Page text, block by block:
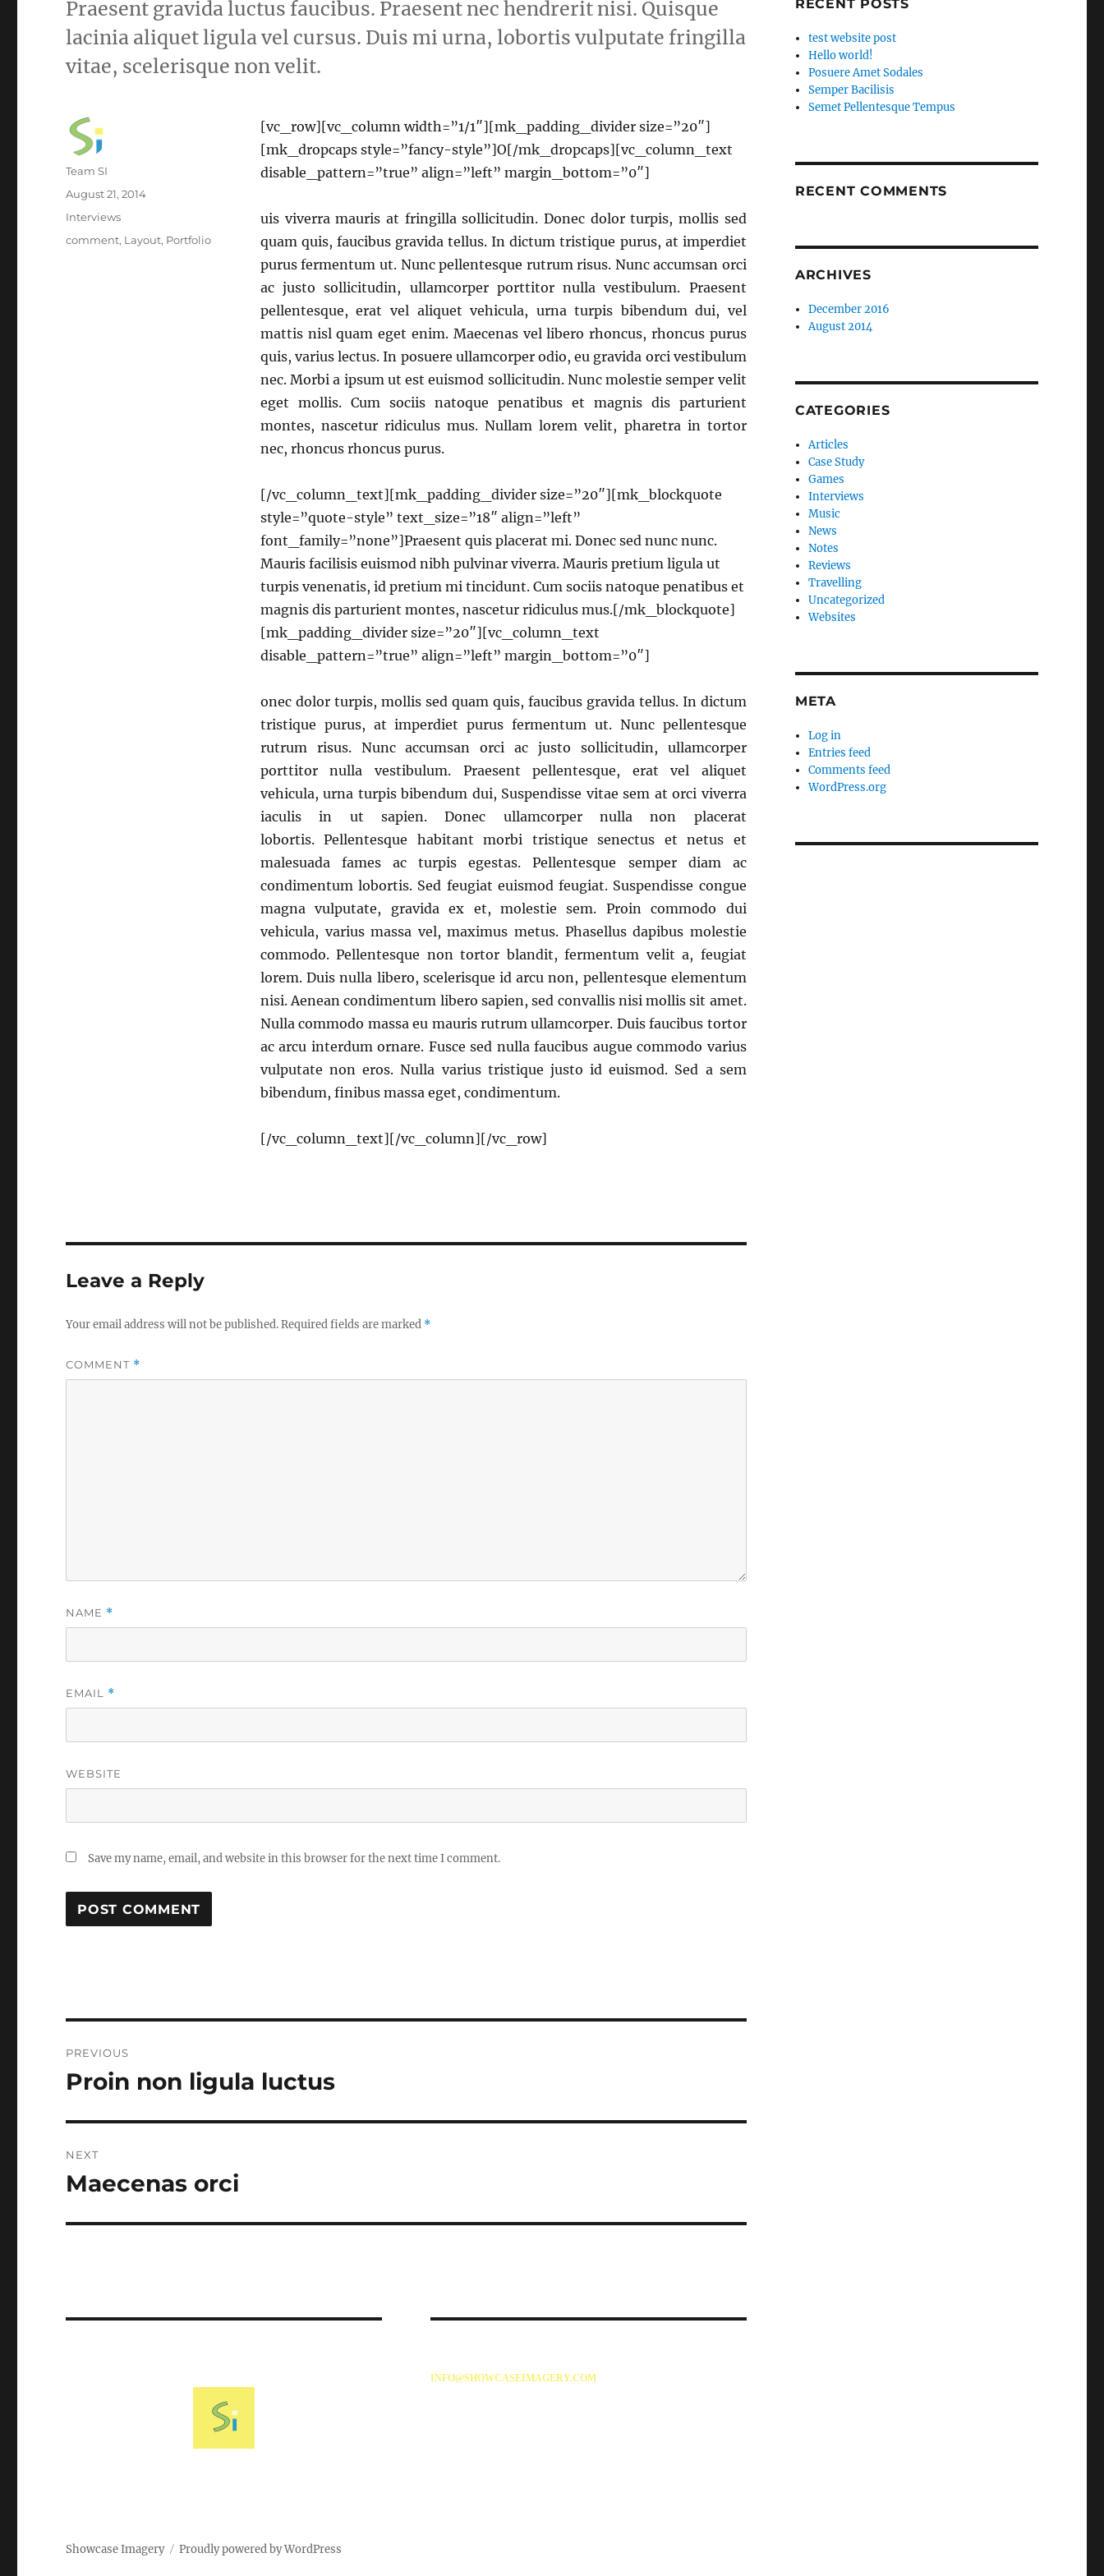
Praesent gravida luctus faucibus. Praesent nec hendrerit nisi. Quisque
lacinia aliquet ligula vel cursus. Duis mi urna, lobortis vulputate fringilla
vitae, scelerisque non velit.
[vc_row][vc_column width=”1/1″][mk_padding_divider size=”20″]
[mk_dropcaps style=”fancy-style”]O[/mk_dropcaps][vc_column_text
disable_pattern=”true” align=”left” margin_bottom=”0″]
uis viverra mauris at fringilla sollicitudin. Donec dolor turpis, mollis sed
quam quis, faucibus gravida tellus. In dictum tristique purus, at imperdiet
purus fermentum ut. Nunc pellentesque rutrum risus. Nunc accumsan orci
ac justo sollicitudin, ullamcorper porttitor nulla vestibulum. Praesent
pellentesque, erat vel aliquet vehicula, urna turpis bibendum dui, vel
mattis nisl quam eget enim. Maecenas vel libero rhoncus, rhoncus purus
quis, varius lectus. In posuere ullamcorper odio, eu gravida orci vestibulum
nec. Morbi a ipsum ut est euismod sollicitudin. Nunc molestie semper velit
eget mollis. Cum sociis natoque penatibus et magnis dis parturient
montes, nascetur ridiculus mus. Nullam lorem velit, pharetra in tortor
nec, rhoncus rhoncus purus.
[/vc_column_text][mk_padding_divider size=”20″][mk_blockquote
style=”quote-style” text_size=”18″ align=”left”
font_family=”none”]Praesent quis placerat mi. Donec sed nunc nunc.
Mauris facilisis euismod nibh pulvinar viverra. Mauris pretium ligula ut
turpis venenatis, id pretium mi tincidunt. Cum sociis natoque penatibus et
magnis dis parturient montes, nascetur ridiculus mus.[/mk_blockquote]
[mk_padding_divider size=”20″][vc_column_text
disable_pattern=”true” align=”left” margin_bottom=”0″]
onec dolor turpis, mollis sed quam quis, faucibus gravida tellus. In dictum
tristique purus, at imperdiet purus fermentum ut. Nunc pellentesque
rutrum risus. Nunc accumsan orci ac justo sollicitudin, ullamcorper
porttitor nulla vestibulum. Praesent pellentesque, erat vel aliquet
vehicula, urna turpis bibendum dui, Suspendisse vitae sem at orci viverra
iaculis in ut sapien. Donec ullamcorper nulla non placerat
lobortis. Pellentesque habitant morbi tristique senectus et netus et
malesuada fames ac turpis egestas. Pellentesque semper diam ac
condimentum lobortis. Sed feugiat euismod feugiat. Suspendisse congue
magna vulputate, gravida ex et, molestie sem. Proin commodo dui
vehicula, varius massa vel, maximus metus. Phasellus dapibus molestie
commodo. Pellentesque non tortor blandit, fermentum velit a, feugiat
lorem. Duis nulla libero, scelerisque id arcu non, pellentesque elementum
nisi. Aenean condimentum libero sapien, sed convallis nisi mollis sit amet.
Nulla commodo massa eu mauris rutrum ullamcorper. Duis faucibus tortor
ac arcu interdum ornare. Fusce sed nulla faucibus augue commodo varius
vulputate non eros. Nulla varius tristique justo id euismod. Sed a sem
bibendum, finibus massa eget, condimentum.
[/vc_column_text][/vc_column][/vc_row]
Author
Team SI
Posted
August 21, 2014
Categories
Interviews
Tags
comment, Layout, Portfolio
Leave a Reply
Your email address will not be published.Required fields are marked *
COMMENT *
NAME *
EMAIL *
WEBSITE
Save my name, email, and website in this browser for the next time I comment.
navigation
PREVIOUS
Previous
Proin non ligula luctus
NEXT
Next
Maecenas orci
INFO@SHOWCASEIMAGERY.COM
RECENT POSTS
test website post
Hello world!
Posuere Amet Sodales
Semper Bacilisis
Semet Pellentesque Tempus
RECENT COMMENTS
ARCHIVES
December 2016
August 2014
CATEGORIES
Articles
Case Study
Games
Interviews
Music
News
Notes
Reviews
Travelling
Uncategorized
Websites
META
Log in
Entries feed
Comments feed
WordPress.org
Showcase Imagery Proudly powered by WordPress